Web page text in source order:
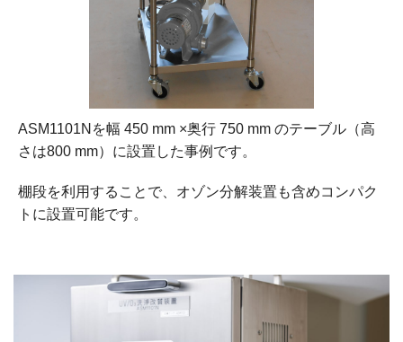
ASM1101Nを幅 450 mm ×奥行 750 mm のテーブル（高
さは800 mm）に設置した事例です。
棚段を利用することで、オゾン分解装置も含めコンパク
トに設置可能です。